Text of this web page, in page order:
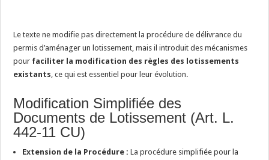
Le texte ne modifie pas directement la procédure de délivrance du
permis d’aménager un lotissement, mais il introduit des mécanismes
pour faciliter la modification des règles des lotissements
existants, ce qui est essentiel pour leur évolution.
Modification Simplifiée des
Documents de Lotissement (Art. L.
442-11 CU)
Extension de la Procédure : La procédure simplifiée pour la